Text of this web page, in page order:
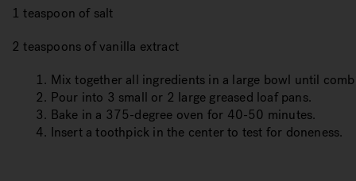
1 teaspoon of salt
2 teaspoons of vanilla extract
1. Mix together all ingredients in a large bowl until
2. Pour into 3 small or 2 large greased loaf pans.
3. Bake in a 375-degree oven for 40-50 minutes.
4. Insert a toothpick in the center to test for doneness.